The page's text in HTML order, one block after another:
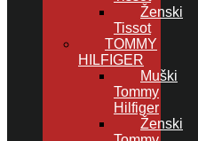
Ženski
Tissot
TOMMY
HILFIGER
Muški
Tommy
Hilfiger
Ženski